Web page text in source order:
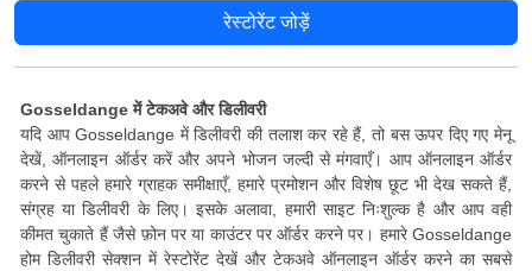
रेस्टोरेंट जोड़ें
Gosseldange में टेकअवे और डिलीवरी
यदि आप Gosseldange में डिलीवरी की तलाश कर रहे हैं, तो बस ऊपर दिए गए मेनू
देखें, ऑनलाइन ऑर्डर करें और अपने भोजन जल्दी से मंगवाएँ। आप ऑनलाइन ऑर्डर
करने से पहले हमारे ग्राहक समीक्षाएँ, हमारे प्रमोशन और विशेष छूट भी देख सकते हैं,
संग्रह या डिलीवरी के लिए। इसके अलावा, हमारी साइट निःशुल्क है और आप वही
कीमत चुकाते हैं जैसे फ़ोन पर या काउंटर पर ऑर्डर करने पर। हमारे Gosseldange
होम डिलीवरी सेक्शन में रेस्टोरेंट देखें और टेकअवे ऑनलाइन ऑर्डर करने का सबसे